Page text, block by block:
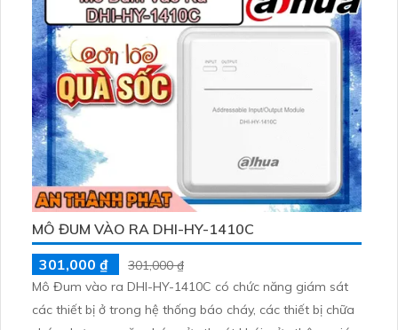
MÔ ĐUM VÀO RA DHI-HY-1410C
301,000 ₫
301,000 ₫
Mô Đum vào ra DHI-HY-1410C có chức năng giám sát
các thiết bị ở trong hệ thống báo cháy, các thiết bị chữa